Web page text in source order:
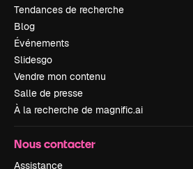
Tendances de recherche
Blog
Événements
Slidesgo
Vendre mon contenu
Salle de presse
À la recherche de magnific.ai
Nous contacter
Assistance